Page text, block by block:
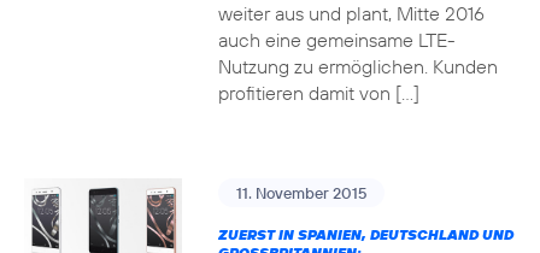
weiter aus und plant, Mitte 2016
auch eine gemeinsame LTE-
Nutzung zu ermöglichen. Kunden
profitieren damit von […]
11. November 2015
ZUERST IN SPANIEN, DEUTSCHLAND UND